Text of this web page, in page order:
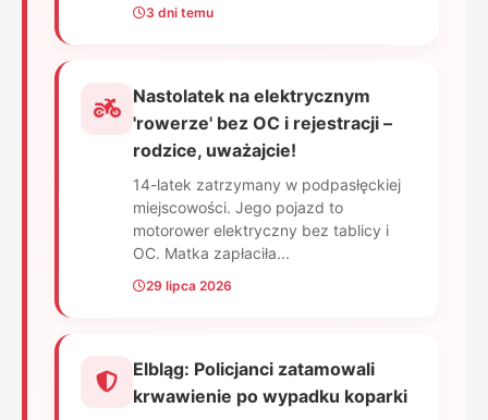
3 dni temu
Nastolatek na elektrycznym
'rowerze' bez OC i rejestracji –
rodzice, uważajcie!
14-latek zatrzymany w podpasłęckiej
miejscowości. Jego pojazd to
motorower elektryczny bez tablicy i
OC. Matka zapłaciła...
29 lipca 2026
Elbląg: Policjanci zatamowali
krwawienie po wypadku koparki